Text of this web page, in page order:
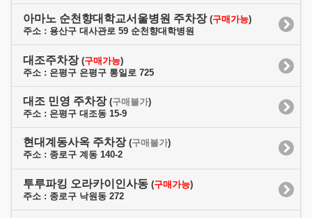
아마노 순천향대학교서울병원 주차장 (구매가능)
주소 : 용산구 대사관로 59 순천향대학병원
대조주차장 (구매가능)
주소 : 은평구 은평구 통일로 725
대조 민영 주차장 (구매불가)
주소 : 은평구 대조동 15-9
현대계동사옥 주차장 (구매불가)
주소 : 종로구 계동 140-2
투루파킹 오라카이인사동 (구매가능)
주소 : 종로구 낙원동 272